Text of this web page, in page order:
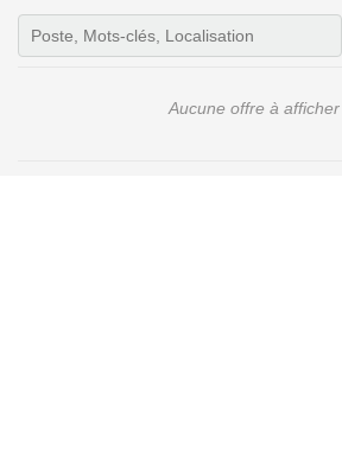
Aucune offre à afficher